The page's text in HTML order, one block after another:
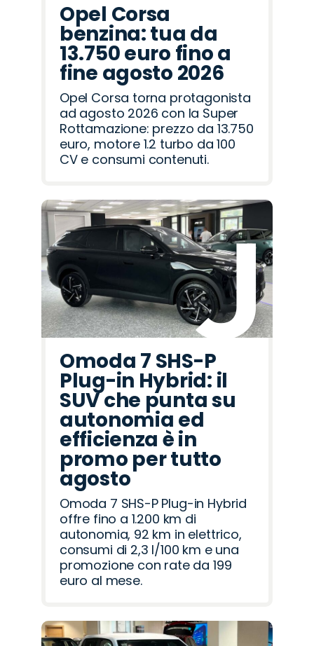
Opel Corsa
benzina: tua da
13.750 euro fino a
fine agosto 2026
Opel Corsa torna protagonista
ad agosto 2026 con la Super
Rottamazione: prezzo da 13.750
euro, motore 1.2 turbo da 100
CV e consumi contenuti.
Omoda 7 SHS-P
Plug-in Hybrid: il
SUV che punta su
autonomia ed
efficienza è in
promo per tutto
agosto
Omoda 7 SHS-P Plug-in Hybrid
offre fino a 1.200 km di
autonomia, 92 km in elettrico,
consumi di 2,3 l/100 km e una
promozione con rate da 199
euro al mese.